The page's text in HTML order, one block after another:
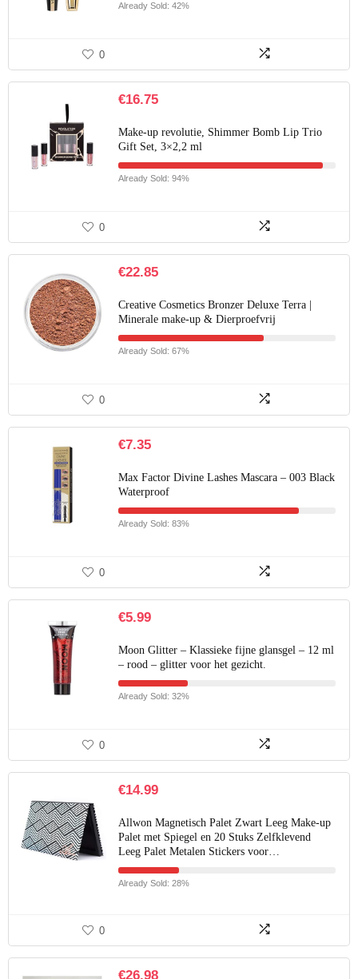
Already Sold: 42%
0
€16.75
Make-up revolutie, Shimmer Bomb Lip Trio
Gift Set, 3×2,2 ml
Already Sold: 94%
0
€22.85
Creative Cosmetics Bronzer Deluxe Terra |
Minerale make-up & Dierproefvrij
Already Sold: 67%
0
€7.35
Max Factor Divine Lashes Mascara – 003 Black
Waterproof
Already Sold: 83%
0
€5.99
Moon Glitter – Klassieke fijne glansgel – 12 ml
– rood – glitter voor het gezicht.
Already Sold: 32%
0
€14.99
Allwon Magnetisch Palet Zwart Leeg Make-up
Palet met Spiegel en 20 Stuks Zelfklevend
Leeg Palet Metalen Stickers voor…
Already Sold: 28%
0
€26.98